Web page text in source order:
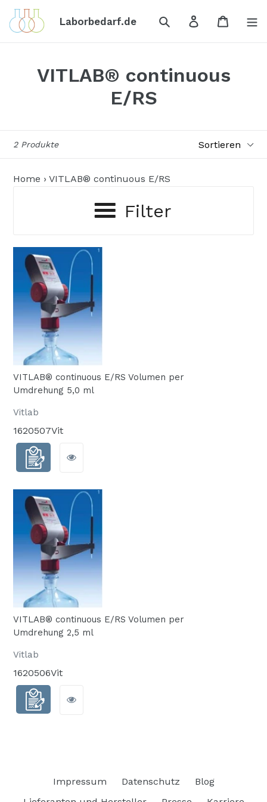
Direkt
zum
Inhalt
Laborbedarf.de Suchen Einloggen
VITLAB® continuous
E/RS
2 Produkte
Home › VITLAB® continuous E/RS
Filter
VITLAB® continuous E/RS Volumen per
Umdrehung 5,0 ml
Vitlab
1620507Vit
VITLAB® continuous E/RS Volumen per
Umdrehung 2,5 ml
Vitlab
1620506Vit
Impressum Datenschutz
Blog